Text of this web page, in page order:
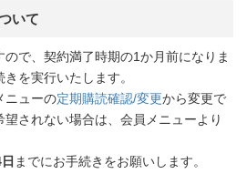
いて
で、契約満了時期の1か月前になりま
を実行いたします。
ニューの定期購読確認/変更から変更で
されない場合は、会員メニューより
までにお手続きをお願いします。